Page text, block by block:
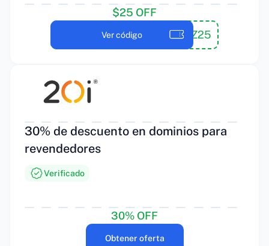
$25 OFF
RAZ25
Ver código
30% de descuento en dominios para
revendedores
Verificado
30% OFF
Obtener oferta